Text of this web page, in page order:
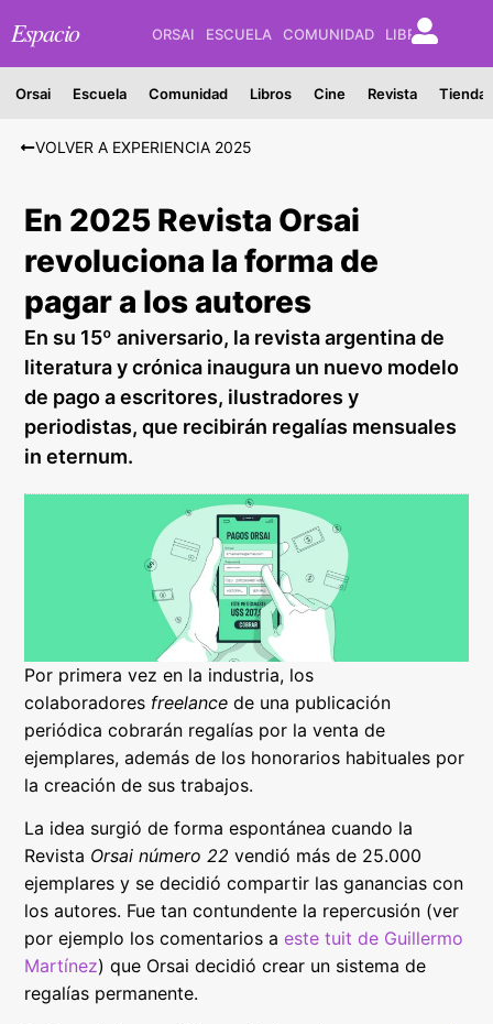
Espacio ORSAI ESCUELA COMUNIDAD LIBROS
Orsai Escuela Comunidad Libros Cine Revista Tienda
VOLVER A EXPERIENCIA 2025
En 2025 Revista Orsai
revoluciona la forma de
pagar a los autores
En su 15º aniversario, la revista argentina de
literatura y crónica inaugura un nuevo modelo
de pago a escritores, ilustradores y
periodistas, que recibirán regalías mensuales
in eternum.
Por primera vez en la industria, los
colaboradores freelance de una publicación
periódica cobrarán regalías por la venta de
ejemplares, además de los honorarios habituales por
la creación de sus trabajos.
La idea surgió de forma espontánea cuando la
Revista Orsai número 22 vendió más de 25.000
ejemplares y se decidió compartir las ganancias con
los autores. Fue tan contundente la repercusión (ver
por ejemplo los comentarios aeste tuit de Guillermo
Martínez) que Orsai decidió crear un sistema de
regalías permanente.